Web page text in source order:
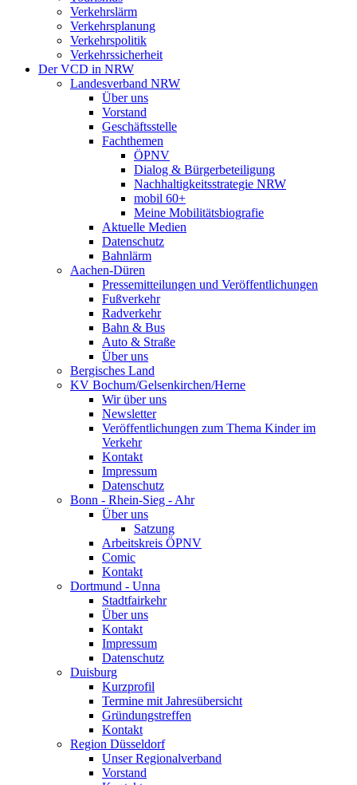
Verkehrslärm
Verkehrsplanung
Verkehrspolitik
Verkehrssicherheit
Der VCD in NRW
Landesverband NRW
Über uns
Vorstand
Geschäftsstelle
Fachthemen
ÖPNV
Dialog & Bürgerbeteiligung
Nachhaltigkeitsstrategie NRW
mobil 60+
Meine Mobilitätsbiografie
Aktuelle Medien
Datenschutz
Bahnlärm
Aachen-Düren
Pressemitteilungen und Veröffentlichungen
Fußverkehr
Radverkehr
Bahn & Bus
Auto & Straße
Über uns
Bergisches Land
KV Bochum/Gelsenkirchen/Herne
Wir über uns
Newsletter
Veröffentlichungen zum Thema Kinder im
Verkehr
Kontakt
Impressum
Datenschutz
Bonn - Rhein-Sieg - Ahr
Über uns
Satzung
Arbeitskreis ÖPNV
Comic
Kontakt
Dortmund - Unna
Stadtfairkehr
Über uns
Kontakt
Impressum
Datenschutz
Duisburg
Kurzprofil
Termine mit Jahresübersicht
Gründungstreffen
Kontakt
Region Düsseldorf
Unser Regionalverband
Vorstand